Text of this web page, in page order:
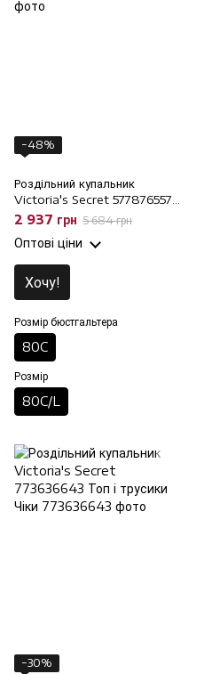
−48%
Роздільний купальник
Victoria's Secret 577876557
топ і бразиліана, 80C/L, 80C
2 937 грн 5 684 грн
Оптові ціни
Хочу!
Розмір бюстгальтера
80C
Розмір
80C/L
−30%